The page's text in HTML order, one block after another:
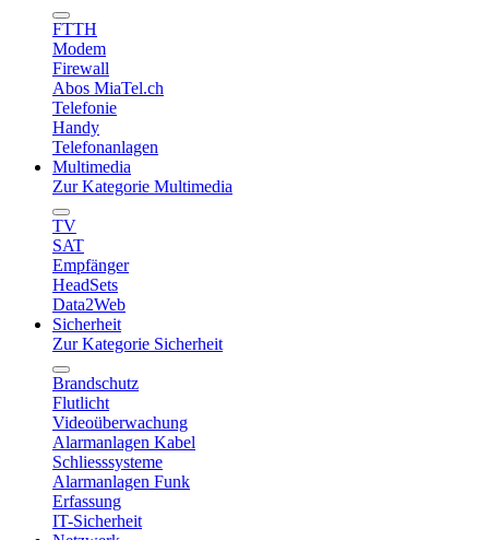
FTTH
Modem
Firewall
Abos MiaTel.ch
Telefonie
Handy
Telefonanlagen
Multimedia
Zur Kategorie Multimedia
TV
SAT
Empfänger
HeadSets
Data2Web
Sicherheit
Zur Kategorie Sicherheit
Brandschutz
Flutlicht
Videoüberwachung
Alarmanlagen Kabel
Schliesssysteme
Alarmanlagen Funk
Erfassung
IT-Sicherheit